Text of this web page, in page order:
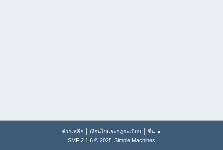
ช่วยเหลือ| เงื่อนไขและกฎระเบียบ | ขึ้น ▲
SMF 2.1.6 © 2025, Simple Machines